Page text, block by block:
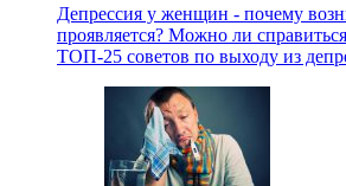
Депрессия у женщин - почему
проявляется? Можно ли
ТОП-25 советов по выходу из